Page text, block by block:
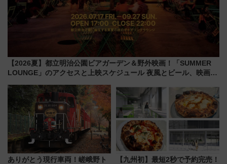
【2026夏】都立明治公園ビアガーデン＆野外映画！「SUMMER
LOUNGE」のアクセスと上映スケジュール 夜風とビール、映画を
ありがとう現行車両！嵯峨野ト
【九州初】最短2秒で予約完売！